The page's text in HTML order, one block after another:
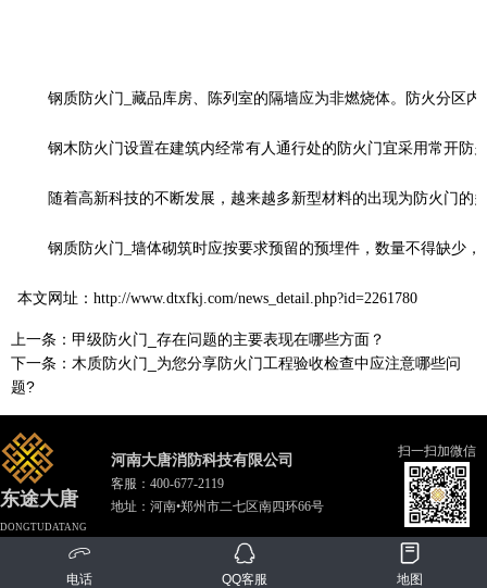
钢质防火门 藏品库房、陈列室的隔墙应为非燃烧体。防火分区
钢木防火门设置在建筑内经常有人通行处的防火门宜采用常开防火
随着高新科技的不断发展，越来越多新型材料的出现为防火门的多
钢质防火门 墙体砌筑时应按要求预留的预埋件，数量不得缺少
本文网址： http://www.dtxfkj.com/news_detail.php?id=2261780
上一条： 甲级防火门_存在问题的主要表现在哪些方面？
下一条： 木质防火门_为您分享防火门工程验收检查中应注意哪些问
题?
东途大唐
DONGTUDATANG
河南大唐消防科技有限公司
客服： 400-677-2119
地址：河南•郑州市二七区南四环66号
扫一扫加微信
电话 QQ客服 地图